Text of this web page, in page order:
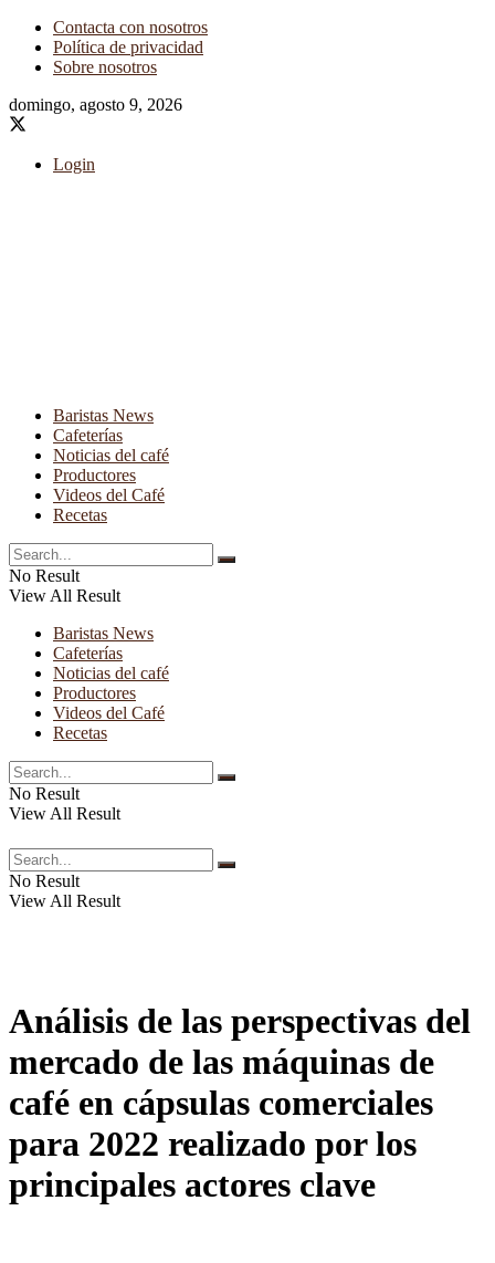
Contacta con nosotros
Política de privacidad
Sobre nosotros
domingo, agosto 9, 2026
Login
Baristas News
Cafeterías
Noticias del café
Productores
Videos del Café
Recetas
No Result
View All Result
Baristas News
Cafeterías
Noticias del café
Productores
Videos del Café
Recetas
No Result
View All Result
No Result
View All Result
Análisis de las perspectivas del
mercado de las máquinas de
café en cápsulas comerciales
para 2022 realizado por los
principales actores clave